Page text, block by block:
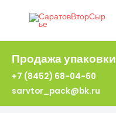
Продажа упаковки
+7 (8452) 68-04-60
sarvtor_pack@bk.ru